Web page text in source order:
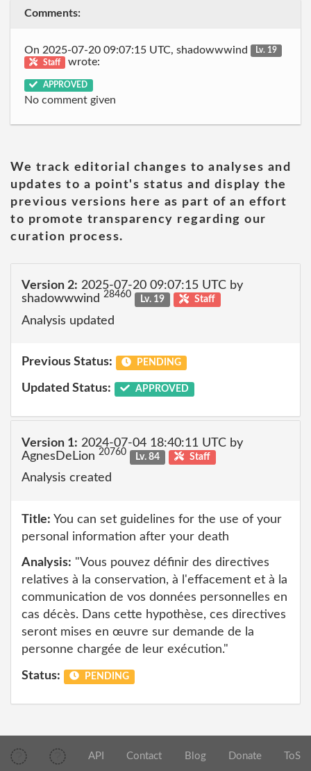
Comments:
On 2025-07-20 09:07:15 UTC, shadowwwind
Lv. 19
Staff
wrote:
APPROVED
No comment given
We track editorial changes to analyses and
updates to a point's status and display the
previous versions here as part of an effort
to promote transparency regarding our
curation process.
Version 2: 2025-07-20 09:07:15 UTC by
shadowwwind 28460 Lv. 19 Staff
Analysis updated
Previous Status: PENDING
Updated Status: APPROVED
Version 1: 2024-07-04 18:40:11 UTC by
AgnesDeLion 20760 Lv. 84 Staff
Analysis created
Title: You can set guidelines for the use of your
personal information after your death
Analysis: "Vous pouvez définir des directives
relatives à la conservation, à l'effacement et à la
communication de vos données personnelles en
cas décès. Dans cette hypothèse, ces directives
seront mises en œuvre sur demande de la
personne chargée de leur exécution."
Status: PENDING
API Contact Blog Donate ToS